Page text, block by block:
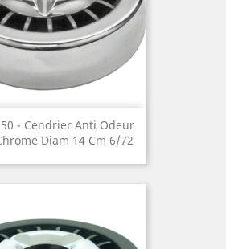
- Cendrier Anti Odeur
Diam 14 Cm 6/72